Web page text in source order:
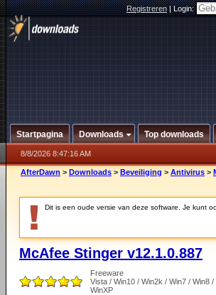
Registreren|Login:
Startpagina Downloads Top downloads
8/8/2026 8:47:16 AM
AfterDawn > Downloads > Beveiliging > Antivirus >
Dit is een oude versie van deze software. Je kunt
McAfee Stinger v12.1.0.887
Freeware
Vista / Win10 / Win2k / Win7 / Win8 /
WinXP